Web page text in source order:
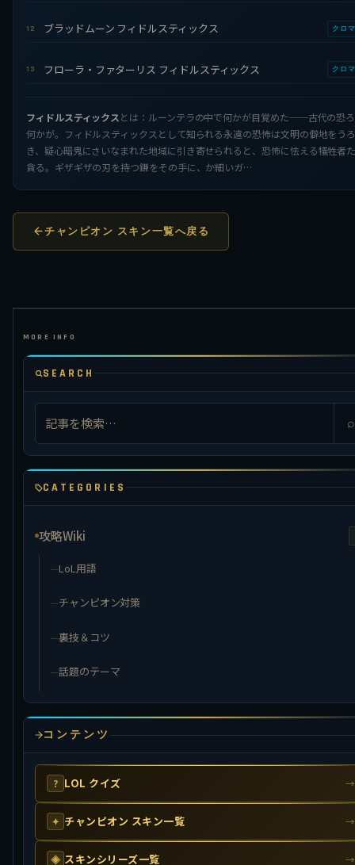
12 ブラッドムーン フィドルスティックス クロ
13 フローラ・ファターリス フィドルスティックス クロ
フィドルスティックスとは：ルーンテラの中で何かが目覚めた──古代の恐
何かが。フィドルスティックスとして知られる永遠の恐怖は文明の僻地をう
き、疑心暗鬼にさいなまれた地域に引き寄せられると、恐怖に怯える犠牲者
貪る。ギザギザの刃を持つ鎌をその手に、か細いガ…
チャンピオン スキン一覧へ戻る
SEARCH
⌕
CATEGORIES
攻略Wiki
LoL用語
チャンピオン対策
裏技＆コツ
話題のテーマ
コンテンツ
? LOL クイズ →
✦ チャンピオン スキン一覧 →
◈ スキンシリーズ一覧 →